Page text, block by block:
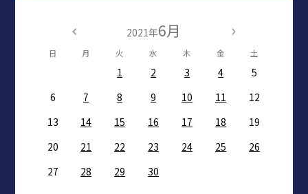
2021年6月
日 月 火 水 木 金 土
1 2 3 4
5
6
7 8 9 10 11
12
13
14 15 16 17 18
19
20
21 22 23 24 25
26
27
28 29 30